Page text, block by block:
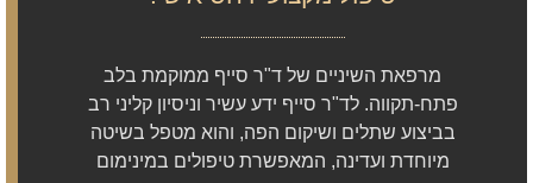
מרפאת השיניים של ד"ר סייף ממוקמת בלב
פתח-תקווה. לד"ר סייף ידע עשיר וניסיון קליני רב
בביצוע שתלים ושיקום הפה, והוא מטפל בשיטה
מיוחדת ועדינה, המאפשרת טיפולים במינימום